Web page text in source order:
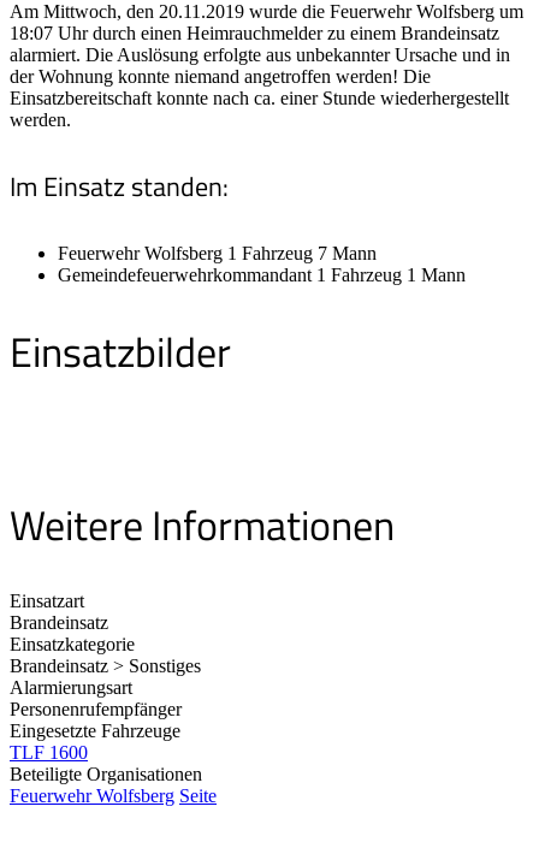
Am Mittwoch, den 20.11.2019 wurde die Feuerwehr Wolfsberg um
18:07 Uhr durch einen Heimrauchmelder zu einem Brandeinsatz
alarmiert. Die Auslösung erfolgte aus unbekannter Ursache und in
der Wohnung konnte niemand angetroffen werden! Die
Einsatzbereitschaft konnte nach ca. einer Stunde wiederhergestellt
werden.
Im Einsatz standen:
Feuerwehr Wolfsberg 1 Fahrzeug 7 Mann
Gemeindefeuerwehrkommandant 1 Fahrzeug 1 Mann
Einsatzbilder
Weitere Informationen
Einsatzart
Brandeinsatz
Einsatzkategorie
Brandeinsatz > Sonstiges
Alarmierungsart
Personenrufempfänger
Eingesetzte Fahrzeuge
TLF 1600
Beteiligte Organisationen
Feuerwehr Wolfsberg Seite